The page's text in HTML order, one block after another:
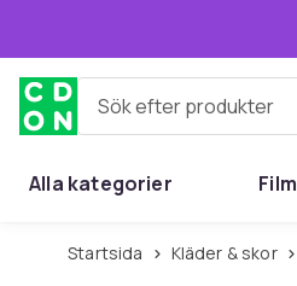
Sök efter produkter
Alla kategorier Film
Startsida Kläder & skor